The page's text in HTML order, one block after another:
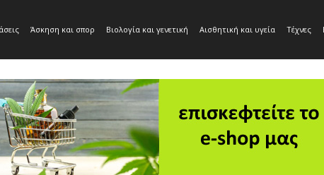
Άσκηση και σπορ Βιολογία και γενετική Αισθητική και υγεία Τέχνες